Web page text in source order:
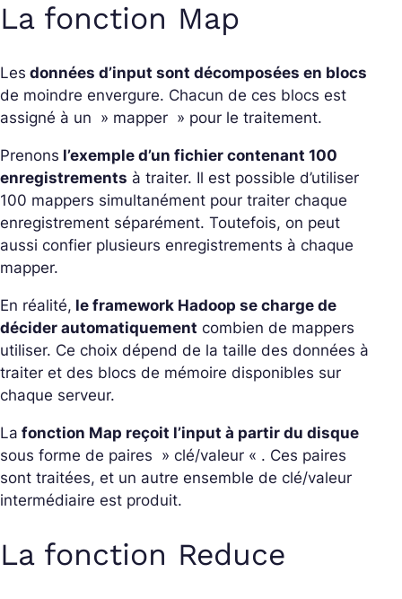
La fonction Map
Les données d’input sont décomposées en blocs
de moindre envergure. Chacun de ces blocs est
assigné à un » mapper » pour le traitement.
Prenons l’exemple d’un fichier contenant 100
enregistrements à traiter. Il est possible d’utiliser
100 mappers simultanément pour traiter chaque
enregistrement séparément. Toutefois, on peut
aussi confier plusieurs enregistrements à chaque
mapper.
En réalité, le framework Hadoop se charge de
décider automatiquement combien de mappers
utiliser. Ce choix dépend de la taille des données à
traiter et des blocs de mémoire disponibles sur
chaque serveur.
La fonction Map reçoit l’input à partir du disque
sous forme de paires » clé/valeur « . Ces paires
sont traitées, et un autre ensemble de clé/valeur
intermédiaire est produit.
La fonction Reduce